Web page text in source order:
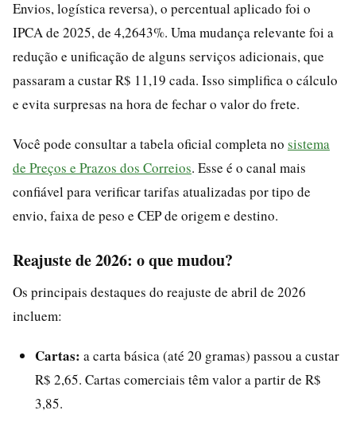
Envios, logística reversa), o percentual aplicado foi o
IPCA de 2025, de 4,2643%. Uma mudança relevante foi a
redução e unificação de alguns serviços adicionais, que
passaram a custar R$ 11,19 cada. Isso simplifica o cálculo
e evita surpresas na hora de fechar o valor do frete.
Você pode consultar a tabela oficial completa no sistema
de Preços e Prazos dos Correios. Esse é o canal mais
confiável para verificar tarifas atualizadas por tipo de
envio, faixa de peso e CEP de origem e destino.
Reajuste de 2026: o que mudou?
Os principais destaques do reajuste de abril de 2026
incluem:
Cartas: a carta básica (até 20 gramas) passou a custar
R$ 2,65. Cartas comerciais têm valor a partir de R$
3,85.